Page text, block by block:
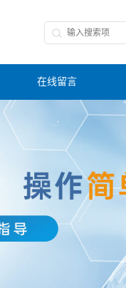
在线留言